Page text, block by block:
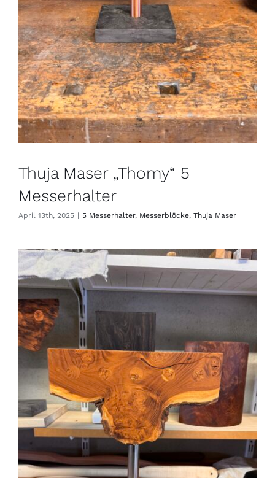
Thuja Maser „Thomy“ 5
Messerhalter
April 13th, 2025 | 5 Messerhalter, Messerblöcke, Thuja Maser